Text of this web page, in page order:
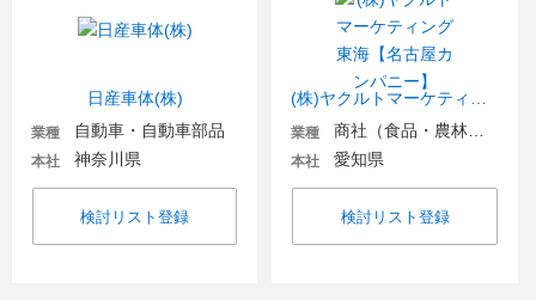
日産車体(株)
業種 自動車・自動車部品
本社 神奈川県
検討リスト登録
業種
本社 愛知県
検討リスト登録